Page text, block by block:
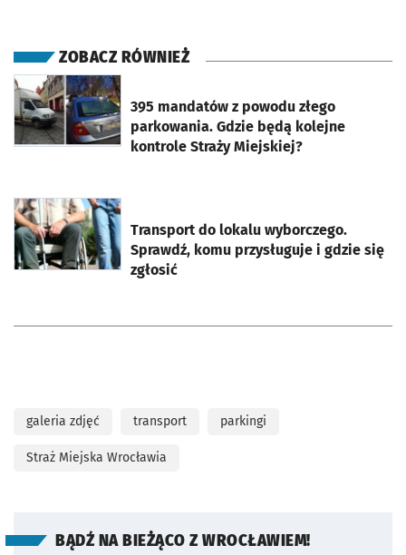
ZOBACZ RÓWNIEŻ
395 mandatów z powodu złego
parkowania. Gdzie będą kolejne
kontrole Straży Miejskiej?
otworzy się w nowej karcie
Transport do lokalu wyborczego.
Sprawdź, komu przysługuje i gdzie się
zgłosić
otworzy się w nowej karcie
galeria zdjęć transport parkingi
Straż Miejska Wrocławia
BĄDŹ NA BIEŻĄCO Z WROCŁAWIEM!